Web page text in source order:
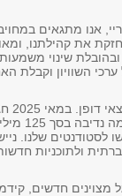
אנו מתגאים
את קהילתנו,
שינוי
השוויון וקבלת
לסטודנטים שלנו.
ולתוכניות
מצוינים חדשים,